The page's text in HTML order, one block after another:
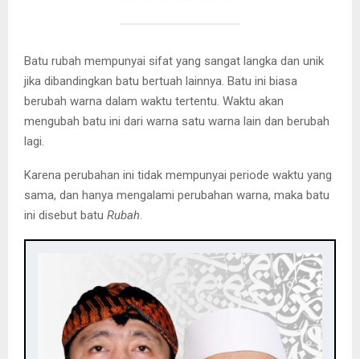
Batu rubah mempunyai sifat yang sangat langka dan unik
jika dibandingkan batu bertuah lainnya. Batu ini biasa
berubah warna dalam waktu tertentu. Waktu akan
mengubah batu ini dari warna satu warna lain dan berubah
lagi.
Karena perubahan ini tidak mempunyai periode waktu yang
sama, dan hanya mengalami perubahan warna, maka batu
ini disebut batu Rubah.